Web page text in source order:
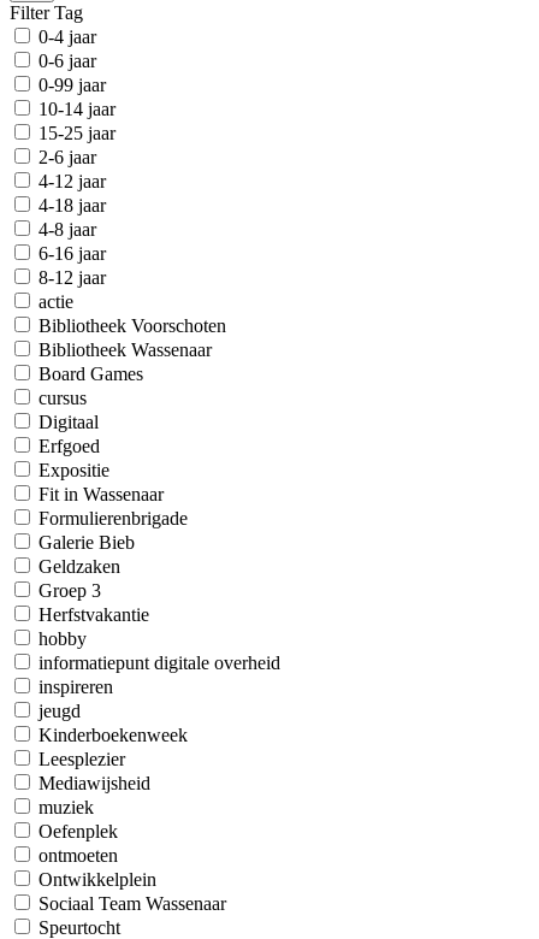
Filter Tag
0-4 jaar
0-6 jaar
0-99 jaar
10-14 jaar
15-25 jaar
2-6 jaar
4-12 jaar
4-18 jaar
4-8 jaar
6-16 jaar
8-12 jaar
actie
Bibliotheek Voorschoten
Bibliotheek Wassenaar
Board Games
cursus
Digitaal
Erfgoed
Expositie
Fit in Wassenaar
Formulierenbrigade
Galerie Bieb
Geldzaken
Groep 3
Herfstvakantie
hobby
informatiepunt digitale overheid
inspireren
jeugd
Kinderboekenweek
Leesplezier
Mediawijsheid
muziek
Oefenplek
ontmoeten
Ontwikkelplein
Sociaal Team Wassenaar
Speurtocht